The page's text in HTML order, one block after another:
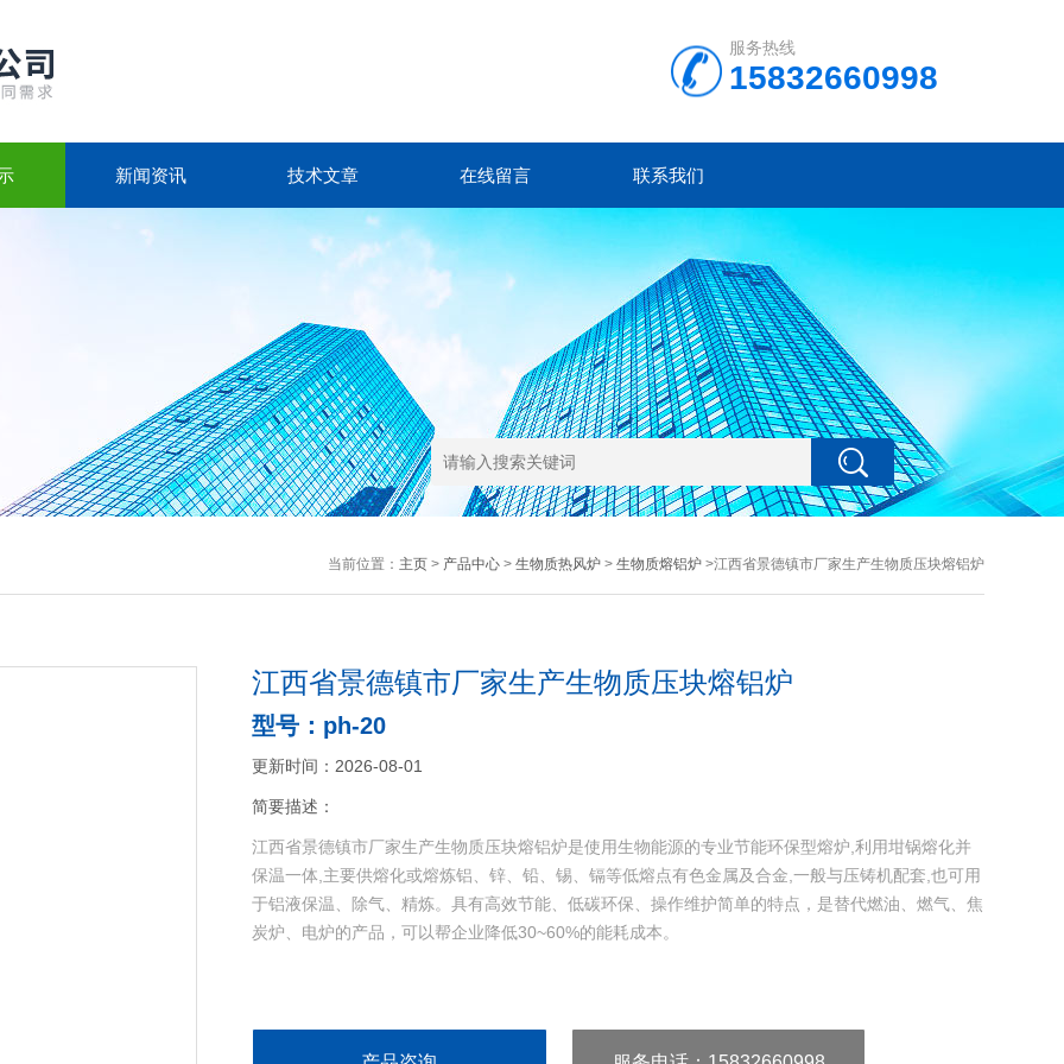
服务热线
15832660998
新闻资讯 技术文章 在线留言 联系我们
当前位置： 主页> 产品中心> 生物质热风炉> 生物质熔铝炉>江西省景德镇市厂家生产生物质压块熔铝炉
江西省景德镇市厂家生产生物质压块熔铝炉
型号：ph-20
更新时间：2026-08-01
简要描述：
江西省景德镇市厂家生产生物质压块熔铝炉是使用生物能源的专业节能环保型熔炉,利用坩锅熔化并
保温一体,主要供熔化或熔炼铝、锌、铅、锡、镉等低熔点有色金属及合金,一般与压铸机配套,也可用
于铝液保温、除气、精炼。具有高效节能、低碳环保、操作维护简单的特点，是替代燃油、燃气、焦
炭炉、电炉的产品，可以帮企业降低30~60%的能耗成本。